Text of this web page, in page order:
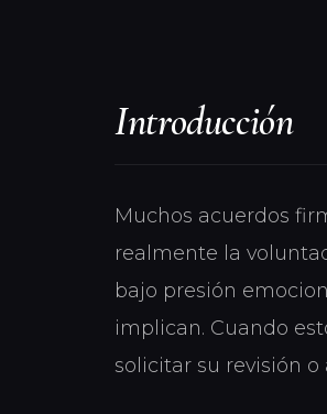
Introducción
Muchos acuerdos
realmente la
bajo presión
implican. Cuando
solicitar su revisión